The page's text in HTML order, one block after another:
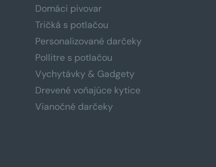
Domáci pivovar
Tričká s potlačou
Personalizované darčeky
Pollitre s potlačou
Vychytávky & Gadgety
Drevené voňajúce kytice
Vianočné darčeky